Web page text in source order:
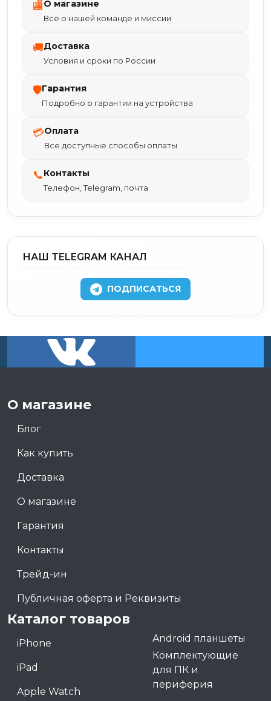
🏬О магазине
Всё о нашей команде и миссии
🚚Доставка
Условия и сроки по России
🛡Гарантия
Подробно о гарантии на устройства
💳Оплата
Все доступные способы оплаты
📞Контакты
Телефон, Telegram, почта
НАШ TELEGRAM КАНАЛ
ПОДПИСАТЬСЯ
О магазине
Блог
Как купить
Доставка
О магазине
Гарантия
Контакты
Трейд-ин
Публичная оферта и Реквизиты
Каталог товаров
iPhone
iPad
Apple Watch
Android планшеты
Комплектующие
для ПК и
периферия